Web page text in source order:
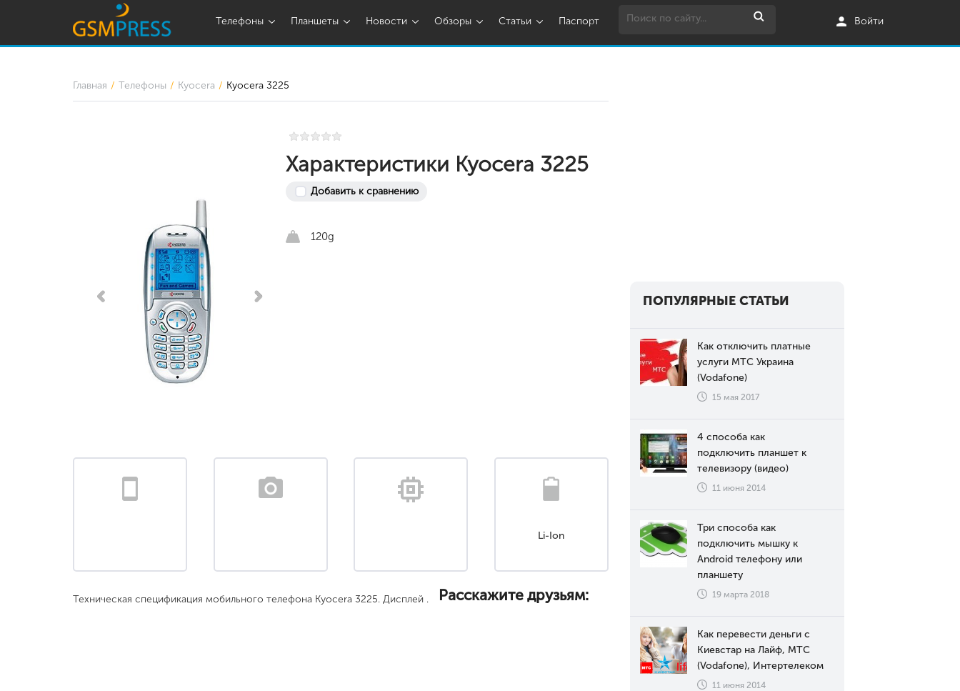
Телефоны Планшеты Новости Обзоры Статьи Паспорт Войти
Главная Телефоны Kyocera Kyocera 3225
Характеристики Kyocera 3225
Добавить к сравнению
120g
Li-Ion
Техническая спецификация мобильного телефона Kyocera 3225. Дисплей . Расскажите друзьям:
ПОПУЛЯРНЫЕ СТАТЬИ
Как отключить платные
услуги МТС Украина
(Vodafone)
15 мая 2017
4 способа как
подключить планшет к
телевизору (видео)
11 июня 2014
Три способа как
подключить мышку к
Android телефону или
планшету
19 марта 2018
Как перевести деньги с
Киевстар на Лайф, МТС
(Vodafone), Интертелеком
11 июня 2014